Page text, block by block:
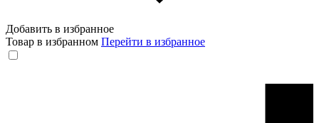
Добавить в избранное
Товар в избранном Перейти в избранное